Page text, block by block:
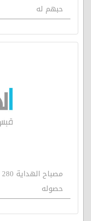
حبهم له
حصوله